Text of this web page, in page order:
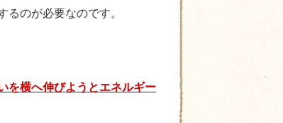
るのが必要なのです。
を横へ伸びようとエネルギー